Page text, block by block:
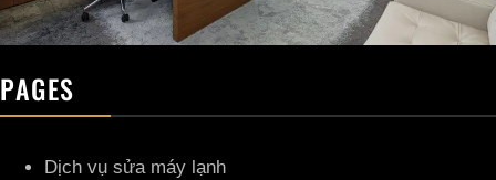
PAGES
Dịch vụ sửa máy lạnh